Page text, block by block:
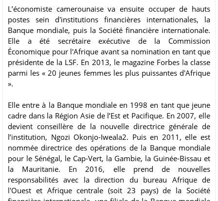
L’économiste camerounaise va ensuite occuper de hauts
postes sein d'institutions financières internationales, la
Banque mondiale, puis la Société financière internationale.
Elle a été secrétaire exécutive de la Commission
Économique pour l'Afrique avant sa nomination en tant que
présidente de la LSF. En 2013, le magazine Forbes la classe
parmi les « 20 jeunes femmes les plus puissantes d'Afrique
».
Elle entre à la Banque mondiale en 1998 en tant que jeune
cadre dans la Région Asie de l’Est et Pacifique. En 2007, elle
devient conseillère de la nouvelle directrice générale de
l’institution, Ngozi Okonjo-Iweala2. Puis en 2011, elle est
nommée directrice des opérations de la Banque mondiale
pour le Sénégal, le Cap-Vert, la Gambie, la Guinée-Bissau et
la Mauritanie. En 2016, elle prend de nouvelles
responsabilités avec la direction du bureau Afrique de
l'Ouest et Afrique centrale (soit 23 pays) de la Société